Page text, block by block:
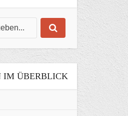
IM ÜBERBLICK